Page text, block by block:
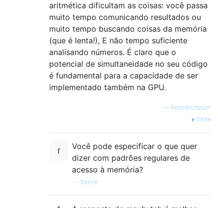
aritmética dificultam as coisas: você passa
muito tempo comunicando resultados ou
muito tempo buscando coisas da memória
(que é lenta!), E não tempo suficiente
analisando números. É claro que o
potencial de simultaneidade no seu código
é fundamental para a capacidade de ser
implementado também na GPU.
— Reid.Atcheson
fonte
Você pode especificar o que quer
dizer com padrões regulares de
acesso à memória?
fomite